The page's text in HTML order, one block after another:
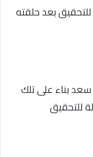
بعد حلقته
سعد بناء على تلك
للتحقيق